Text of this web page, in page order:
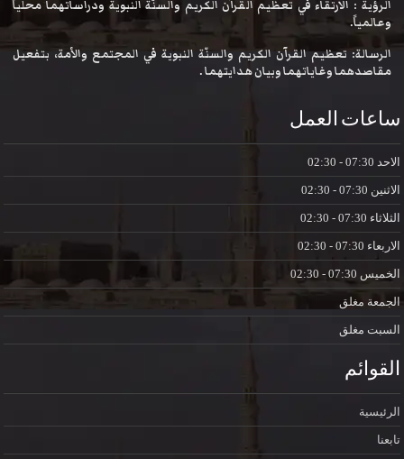
الرؤية : الارتقاء في تعظيم القرآن الكريم والسنّة النبوية ودراساتهما محلياً
وعالمياً.
الرسالة: تعظيم القرآن الكريم والسنّة النبوية في المجتمع والأمة، بتفعيل
مقاصدهما وغاياتهما وبيان هدايتهما .
ساعات العمل
الاحد
الاثنين
الثلاثاء
الاربعاء
الخميس
الجمعة مغلق
السبت مغلق
القوائم
الرئيسية
تابعنا